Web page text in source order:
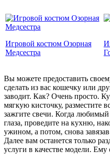
Игровой костюм Озорная
Медсестра
Вы можете предоставить
сделать из вас кошечку или
заводит. Как? Очень просто.
мягкую кисточку, разместите
зажгите свечи. Когда
глаза, проведите на кухню,
ужином, а потом, снова завязав
Далее вам останется только
услуги в качестве модели. Ему